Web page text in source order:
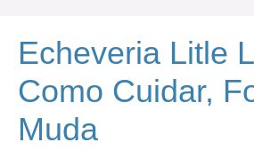
Echeveria Litle
Como Cuidar,
Muda